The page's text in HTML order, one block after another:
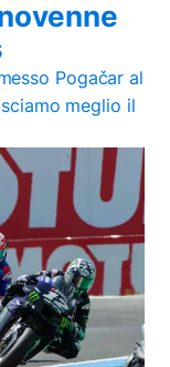
Pogačar al
meglio il